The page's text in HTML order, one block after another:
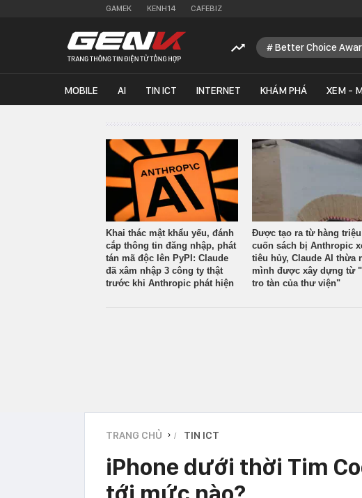
GAMEK KENH14 CAFEBIZ
Better Choice
MOBILE AI TIN ICT INTERNET KHÁM PHÁ XEM -
Khai thác mật khẩu yếu, đánh
cắp thông tin đăng nhập, phát
tán mã độc lên PyPI: Claude
đã xâm nhập 3 công ty thật
trước khi Anthropic phát hiện
Được tạo ra từ hàng triệu
cuốn sách bị Anthropic
tiêu hủy, Claude AI thừa
mình được xây dựng từ
tro tàn của thư viện"
TRANG CHỦ › TIN ICT
iPhone dưới thời Tim